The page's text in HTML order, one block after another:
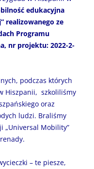
edukacyjna
realizowanego ze
Programu
nr projektu: 2022-2-
podczas których
Hiszpanii, szkoliliśmy
oraz
ludzi. Braliśmy
„Universal Mobility”
– te piesze,